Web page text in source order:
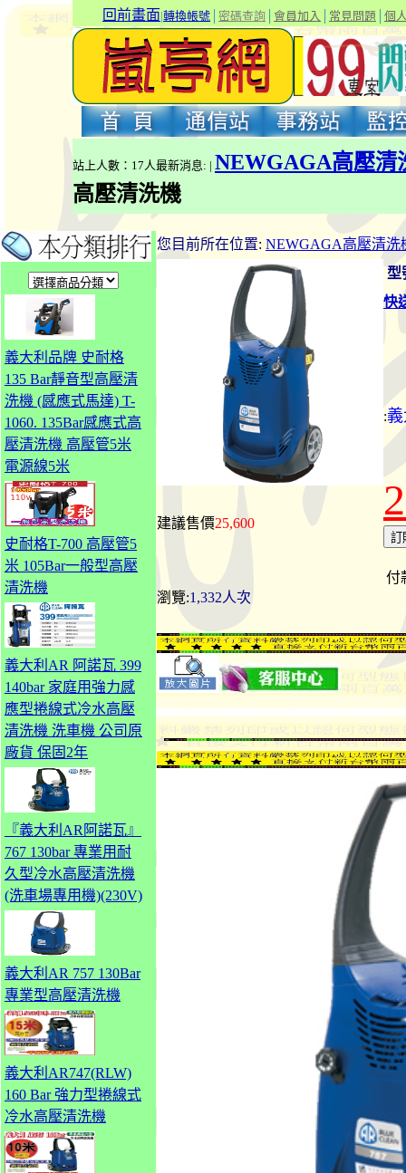
回前畫面|轉換帳號 密碼查詢 會員加入 常見問題 個
站上人數：17人最新消息: | NEWGAGA高壓清
高壓清洗機
義大利品牌 史耐格
135 Bar靜音型高壓清
洗機 (感應式馬達) T-
1060. 135Bar感應式高
壓清洗機 高壓管5米
電源線5米
史耐格T-700 高壓管5
米 105Bar一般型高壓
清洗機
義大利AR 阿諾瓦 399
140bar 家庭用強力感
應型捲線式冷水高壓
清洗機 洗車機 公司原
廠貨 保固2年
『義大利AR阿諾瓦』
767 130bar 專業用耐
久型冷水高壓清洗機
(洗車場專用機)(230V)
義大利AR 757 130Bar
專業型高壓清洗機
義大利AR747(RLW)
160 Bar 強力型捲線式
冷水高壓清洗機
您目前所在位置: NEWGAGA高壓清洗
型
快
:
建議售價25,600
瀏覽:1,332人次
付